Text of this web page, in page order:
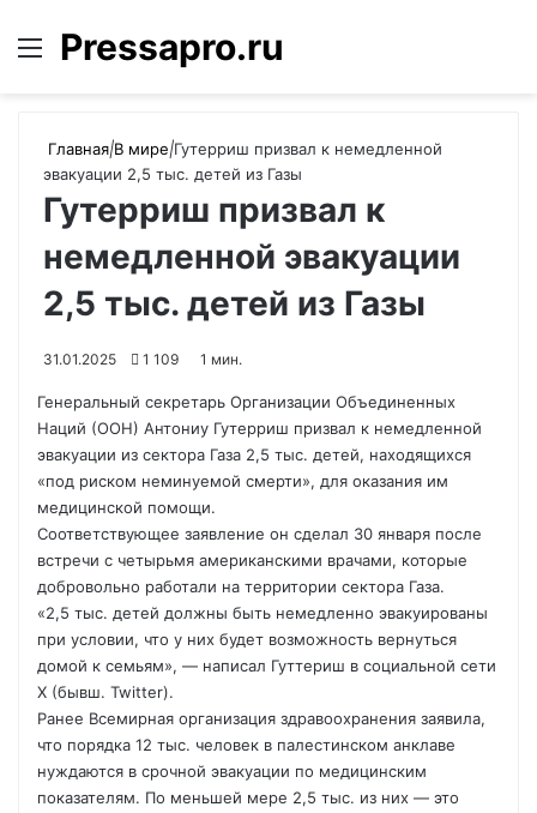
Меню
Pressapro.ru
Главная|В мире|Гутерриш призвал к немедленной
эвакуации 2,5 тыс. детей из Газы
Гутерриш призвал к
немедленной эвакуации
2,5 тыс. детей из Газы
31.01.2025 1 109 1 мин.
Генеральный секретарь Организации Объединенных
Наций (ООН) Антониу Гутерриш призвал к немедленной
эвакуации из сектора Газа 2,5 тыс. детей, находящихся
«под риском неминуемой смерти», для оказания им
медицинской помощи.
Соответствующее заявление он сделал 30 января после
встречи с четырьмя американскими врачами, которые
добровольно работали на территории сектора Газа.
«2,5 тыс. детей должны быть немедленно эвакуированы
при условии, что у них будет возможность вернуться
домой к семьям», — написал Гуттериш в социальной сети
X (бывш. Twitter).
Ранее Всемирная организация здравоохранения заявила,
что порядка 12 тыс. человек в палестинском анклаве
нуждаются в срочной эвакуации по медицинским
показателям. По меньшей мере 2,5 тыс. из них — это